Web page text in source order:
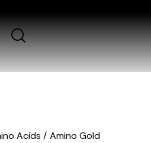
Acids Amino Gold